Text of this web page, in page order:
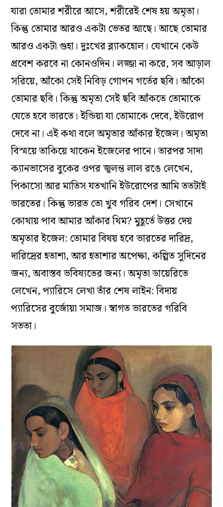
যারা তোমার শরীরে আসে, শরীরেই শেষ হয় অমৃতা।
কিন্তু তোমার আরও একটা ভেতর আছে। আছে তোমার
আরও একটা গুহা। দুঃখের ব্ল্যাকহোল। যেখানে কেউ
প্রবেশ করবে না কোনওদিন। লজ্জা না করে, সব আড়াল
সরিয়ে, আঁকো সেই নিবিড় গোপন গর্তের ছবি। আঁকো
তোমার ছবি। কিন্তু অমৃতা সেই ছবি আঁকতে তোমাকে
যেতে হবে ভারতে। ইন্ডিয়া যা তোমাকে দেবে, ইউরোপ
দেবে না। এই কথা বলে অমৃতার আঁকার ইজেল। অমৃতা
বিস্ময়ে তাকিয়ে থাকেন ইজেলের পানে। তারপর সাদা
ক্যানভাসের বুকের ওপর জ্বলন্ত লাল রঙে লেখেন,
পিকাসো আর মাতিস যতখানি ইউরোপের আমি ততটাই
ভারতের। কিন্তু ভারত তো খুব গরিব দেশ। সেখানে
কোথায় পাব আমার আঁকার থিম? মুহূর্তে উত্তর দেয়
অমৃতার ইজেল: তোমার বিষয় হবে ভারতের দারিদ্র,
দারিদ্রের হতাশা, আর হতাশার অপেক্ষা, কল্পিত সুদিনের
জন্য, অবাস্তব ভবিষ্যতের জন্য। অমৃতা ডায়েরিতে
লেখেন, প্যারিসে লেখা তাঁর শেষ লাইন: বিদায়
প্যারিসের বুর্জোয়া সমাজ। স্বাগত ভারতের গরিবি
সততা।